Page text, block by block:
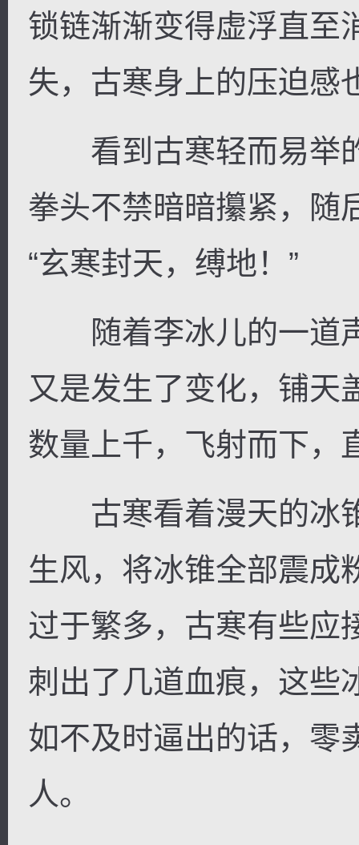
锁链渐渐变得虚浮直至
失，古寒身上的压迫感
看到古寒轻而易举
拳头不禁暗暗攥紧，随
“玄寒封天，缚地！”
随着李冰儿的一道
又是发生了变化，铺天
数量上千，飞射而下，
古寒看着漫天的冰
生风，将冰锥全部震成
过于繁多，古寒有些应
刺出了几道血痕，这些
如不及时逼出的话，零
人。